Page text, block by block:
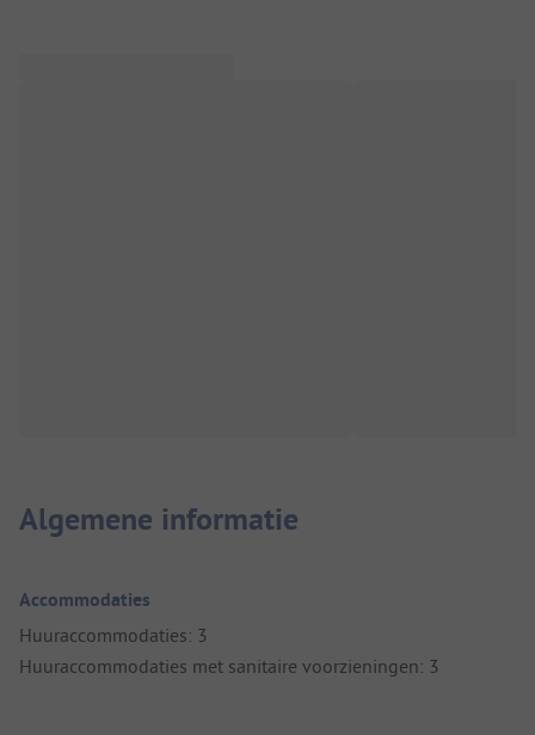
Algemene informatie
Accommodaties
Huuraccommodaties: 3
Huuraccommodaties met sanitaire voorzieningen: 3